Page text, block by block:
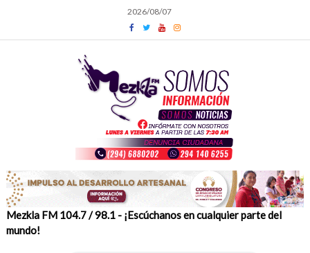
content
2026/08/07
Mezkla FM 104.7 / 98.1 - ¡Escúchanos en cualquier parte del
mundo!